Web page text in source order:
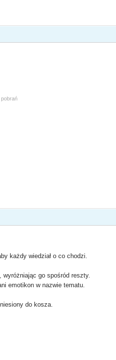
pobrań
każdy wiedział o co chodzi.
go spośród reszty.
emotikon w nazwie tematu.
do kosza.